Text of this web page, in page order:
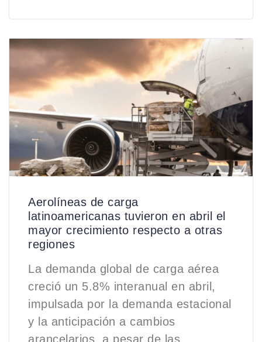
Aerolíneas de carga
latinoamericanas tuvieron en abril el
mayor crecimiento respecto a otras
regiones
La demanda global de carga aérea
creció un 5.8% interanual en abril,
impulsada por la demanda estacional
y la anticipación a cambios
arancelarios, a pesar de las